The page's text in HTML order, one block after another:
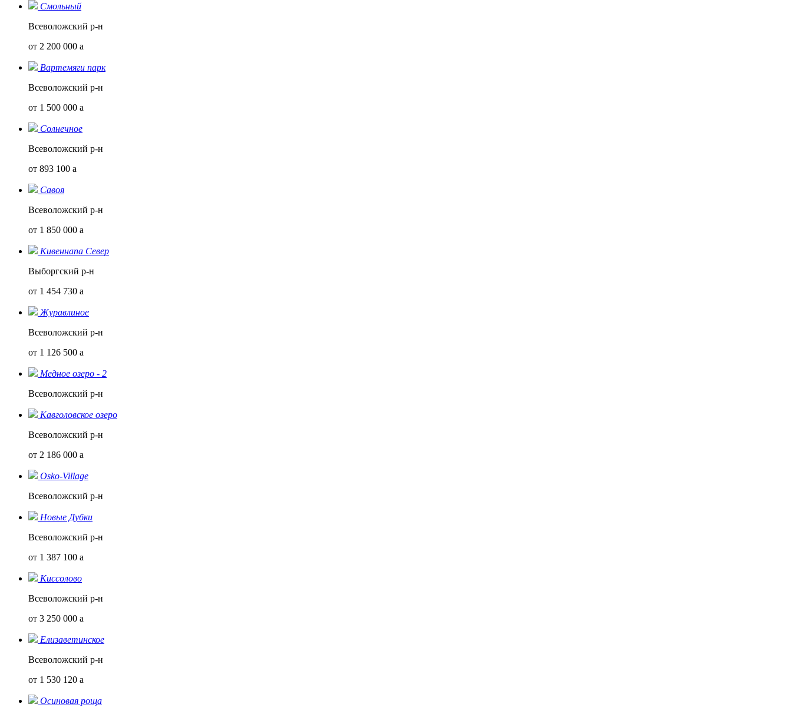
Смольный
Всеволожский р-н
от 2 200 000 a
Вартемяги парк
Всеволожский р-н
от 1 500 000 a
Солнечное
Всеволожский р-н
от 893 100 a
Савоя
Всеволожский р-н
от 1 850 000 a
Кивеннапа Север
Выборгский р-н
от 1 454 730 a
Журавлиное
Всеволожский р-н
от 1 126 500 a
Медное озеро - 2
Всеволожский р-н
Кавголовское озеро
Всеволожский р-н
от 2 186 000 a
Osko-Village
Всеволожский р-н
Новые Дубки
Всеволожский р-н
от 1 387 100 a
Киссолово
Всеволожский р-н
от 3 250 000 a
Елизаветинское
Всеволожский р-н
от 1 530 120 a
Осиновая роща